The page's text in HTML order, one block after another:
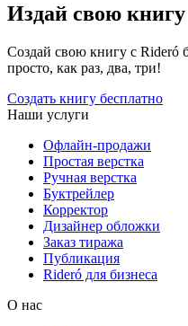
Издай свою книгу
Создай свою книгу с Rideró
просто, как раз, два, три!
Создать книгу бесплатно
Наши услуги
Офлайн-продажи
Простая верстка
Ручная верстка
Буктрейлер
Корректор
Дизайнер обложки
Заказ тиража
Публикация
Rideró для бизнеса
О нас